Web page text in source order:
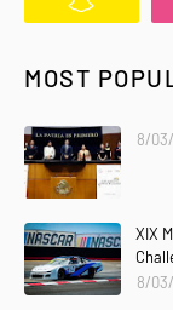
MOST
8/
XIX
8/